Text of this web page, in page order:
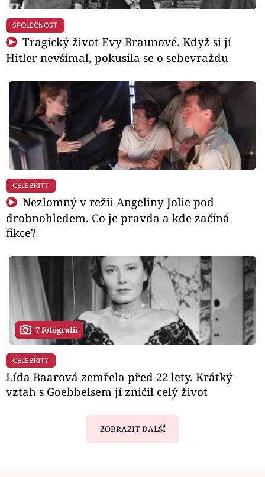
SPOLEČNOST
Tragický život Evy Braunové. Když si jí
Hitler nevšímal, pokusila se o sebevraždu
CELEBRITY
Nezlomný v režii Angeliny Jolie pod
drobnohledem. Co je pravda a kde začíná
fikce?
7 fotografií
CELEBRITY
Lída Baarová zemřela před 22 lety. Krátký
vztah s Goebbelsem jí zničil celý život
ZOBRAZIT DALŠÍ